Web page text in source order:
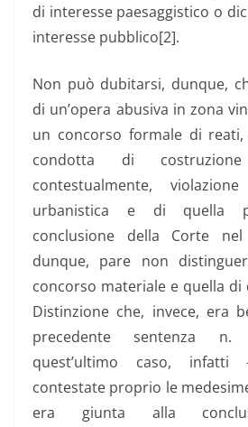
di interesse paesaggistico o
interesse pubblico[2].
Non può dubitarsi, dunque,
di un’opera abusiva in zona
un concorso formale di
condotta di
contestualmente,
urbanistica e di quella
conclusione della Corte
dunque, pare non
concorso materiale e quella di
Distinzione che, invece, era
precedente sentenza n.
quest’ultimo caso,
contestate proprio le
era giunta alla